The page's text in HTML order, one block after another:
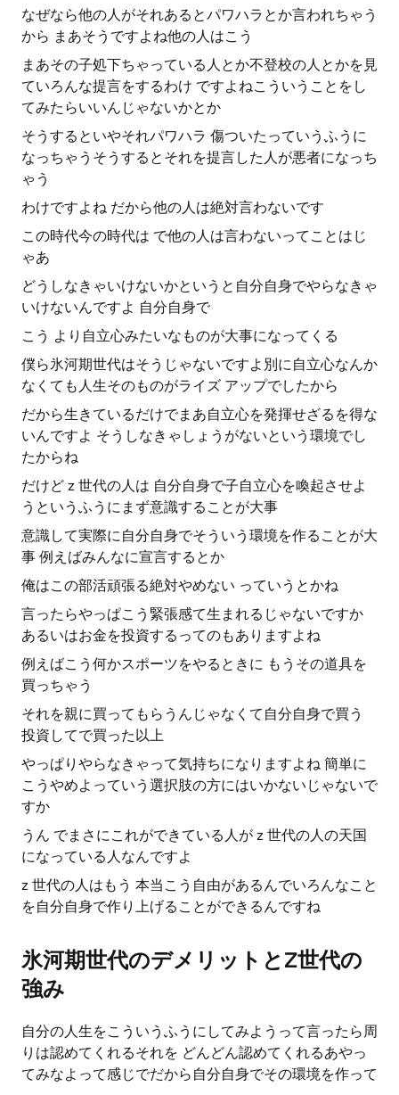
なぜなら他の人がそれあるとパワハラとか言われちゃう
から まあそうですよね他の人はこう
まあその子処下ちゃっている人とか不登校の人とかを見
ていろんな提言をするわけ ですよねこういうことをし
てみたらいいんじゃないかとか
そうするといやそれパワハラ 傷ついたっていうふうに
なっちゃうそうするとそれを提言した人が悪者になっち
ゃう
わけですよね だから他の人は絶対言わないです
この時代今の時代は で他の人は言わないってことはじ
ゃあ
どうしなきゃいけないかというと自分自身でやらなきゃ
いけないんですよ 自分自身で
こう より自立心みたいなものが大事になってくる
僕ら氷河期世代はそうじゃないですよ別に自立心なんか
なくても人生そのものがライズ アップでしたから
だから生きているだけでまあ自立心を発揮せざるを得な
いんですよ そうしなきゃしょうがないという環境でし
たからね
だけど z 世代の人は 自分自身で子自立心を喚起させよ
うというふうにまず意識することが大事
意識して実際に自分自身でそういう環境を作ることが大
事 例えばみんなに宣言するとか
俺はこの部活頑張る絶対やめない っていうとかね
言ったらやっぱこう緊張感て生まれるじゃないですか
あるいはお金を投資するってのもありますよね
例えばこう何かスポーツをやるときに もうその道具を
買っちゃう
それを親に買ってもらうんじゃなくて自分自身で買う
投資してで買った以上
やっぱりやらなきゃって気持ちになりますよね 簡単に
こうやめよっていう選択肢の方にはいかないじゃないで
すか
うん でまさにこれができている人が z 世代の人の天国
になっている人なんですよ
z 世代の人はもう 本当こう自由があるんでいろんなこと
を自分自身で作り上げることができるんですね
氷河期世代のデメリットとZ世代の
強み
自分の人生をこういうふうにしてみようって言ったら周
りは認めてくれるそれを どんどん認めてくれるあやっ
てみなよって感じでだから自分自身でその環境を作って